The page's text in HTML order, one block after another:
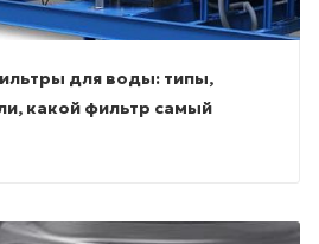
для воды: типы,
какой фильтр самый